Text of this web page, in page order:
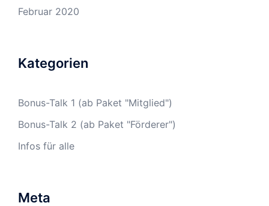
Februar 2020
Kategorien
Bonus-Talk 1 (ab Paket "Mitglied")
Bonus-Talk 2 (ab Paket "Förderer")
Infos für alle
Meta